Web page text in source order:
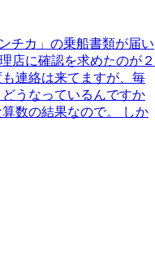
チカ」の乗船書類が届い
店に確認を求めたのが２
連絡は来てますが、毎
うなっているんですか
数の結果なので。 しか